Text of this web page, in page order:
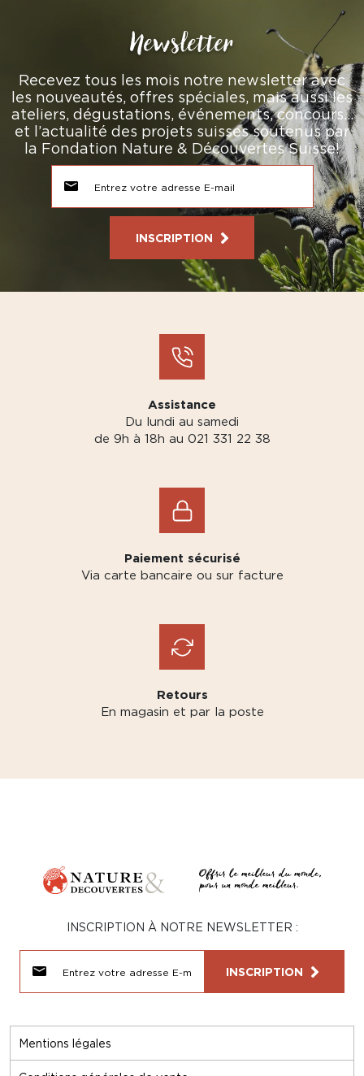
Newsletter
Recevez tous les mois notre newsletter avec
les nouveautés, offres spéciales, mais aussi les
ateliers, dégustations, événements, concours…
et l’actualité des projets suisses soutenus par
la Fondation Nature & Découvertes Suisse!
INSCRIPTION
Assistance
Du lundi au samedi
de 9h à 18h au 021 331 22 38
Paiement sécurisé
Via carte bancaire ou sur facture
Retours
En magasin et par la poste
Mentions légales
INSCRIPTION À NOTRE NEWSLETTER :
INSCRIPTION